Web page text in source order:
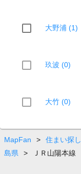
大野浦 (1)
玖波 (0)
大竹 (0)
MapFan > 住まい探し
島県
> ＪＲ山陽本線